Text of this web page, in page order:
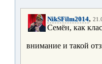
NikSFilm2014,
Семён, как
внимание и такой